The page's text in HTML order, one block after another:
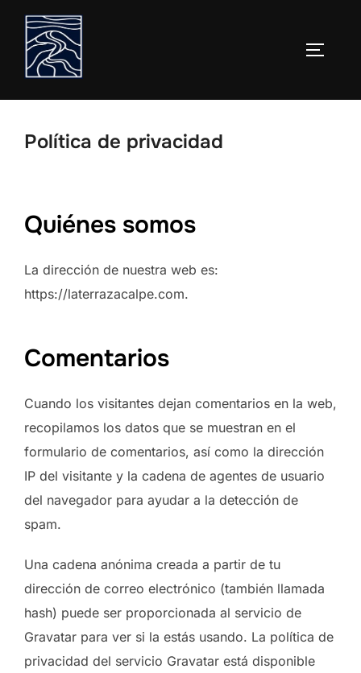
Saltar
contenido
Política de privacidad
Quiénes somos
La dirección de nuestra web es:
https://laterrazacalpe.com.
Comentarios
Cuando los visitantes dejan comentarios en la web,
recopilamos los datos que se muestran en el
formulario de comentarios, así como la dirección
IP del visitante y la cadena de agentes de usuario
del navegador para ayudar a la detección de
spam.
Una cadena anónima creada a partir de tu
dirección de correo electrónico (también llamada
hash) puede ser proporcionada al servicio de
Gravatar para ver si la estás usando. La política de
privacidad del servicio Gravatar está disponible